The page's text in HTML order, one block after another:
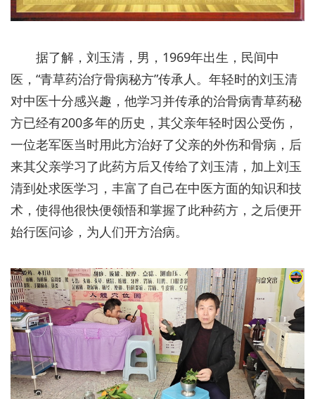
据了解，刘玉清，男，1969年出生，民间中
医，“青草药治疗骨病秘方”传承人。年轻时的刘玉清
对中医十分感兴趣，他学习并传承的治骨病青草药秘
方已经有200多年的历史，其父亲年轻时因公受伤，
一位老军医当时用此方治好了父亲的外伤和骨病，后
来其父亲学习了此药方后又传给了刘玉清，加上刘玉
清到处求医学习，丰富了自己在中医方面的知识和技
术，使得他很快便领悟和掌握了此种药方，之后便开
始行医问诊，为人们开方治病。